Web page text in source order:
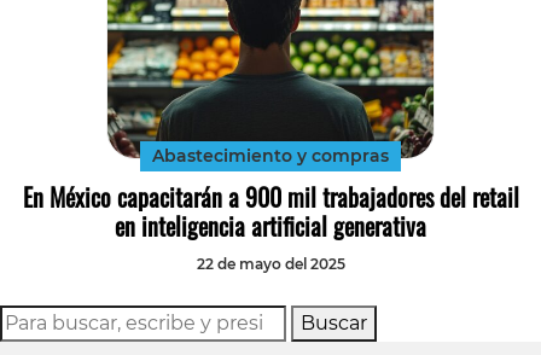
Abastecimiento y compras
En México capacitarán a 900 mil trabajadores del retail
en inteligencia artificial generativa
22 de mayo del 2025
Buscar